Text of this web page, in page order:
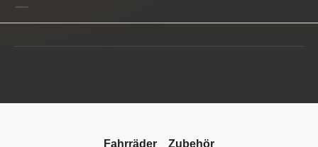
Fahrräder Zubehör